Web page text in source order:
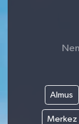
Almus
Merkez